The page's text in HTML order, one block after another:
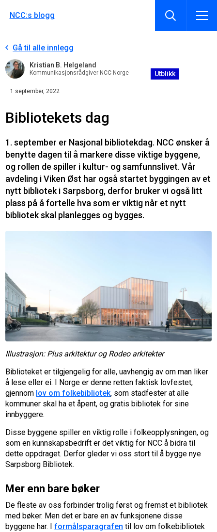
NCC:s blogg
Gå til alle innlegg
Kristian B. Helgeland
Kommunikasjonsrådgiver NCC Norge Utblikk
1 september, 2022
Bibliotekets dag
1. september er Nasjonal bibliotekdag. NCC ønsker å
benytte dagen til å markere disse viktige byggene,
og rollen de spiller i kultur- og samfunnslivet. Vår
avdeling i Viken Øst har også startet byggingen av et
nytt bibliotek i Sarpsborg, derfor bruker vi også litt
plass på å fortelle hva som er viktig når et nytt
bibliotek skal planlegges og bygges.
Illustrasjon: Plus arkitektur og Rodeo arkitekter
Biblioteket er tilgjengelig for alle, uavhengig av om man liker
å lese eller ei. I Norge er denne retten faktisk lovfestet,
gjennom lov om folkebibliotek, som stadfester at alle
kommuner skal ha et åpent, og gratis bibliotek for sine
innbyggere.
Disse byggene spiller en viktig rolle i folkeopplysningen, og
som en kunnskapsbedrift er det viktig for NCC å bidra til
dette oppdraget. Derfor gleder vi oss stort til å bygge nye
Sarpsborg Bibliotek.
Mer enn bare bøker
De fleste av oss forbinder trolig først og fremst et bibliotek
med bøker. Men det er bare en av funksjonene disse
byggene har. Iformålsparagrafen til lov om folkebibliotek